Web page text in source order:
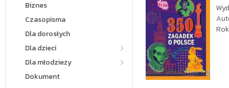
Biznes
Czasopisma
Dla dorosłych
Dla dzieci
Dla młodzieży
Dokument